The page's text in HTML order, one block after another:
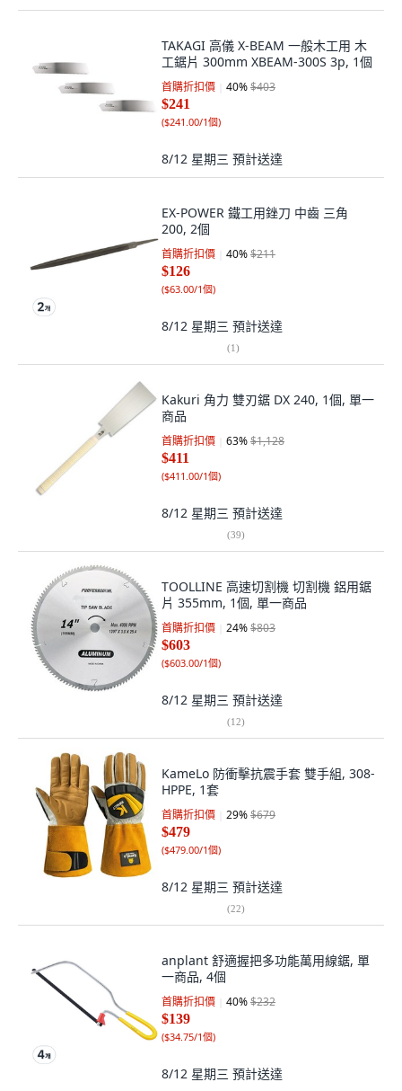
TAKAGI 高儀 X-BEAM 一般木工用 木
工鋸片 300mm XBEAM-300S 3p, 1個
首購折扣價 40%$403
$241
($241.00/1個)
8/12 星期三 預計送達
EX-POWER 鐵工用銼刀 中齒 三角
200, 2個
首購折扣價 40%$211
$126
($63.00/1個)
8/12 星期三 預計送達
(1)
Kakuri 角力 雙刃鋸 DX 240, 1個, 單一
商品
首購折扣價 63%$1,128
$411
($411.00/1個)
8/12 星期三 預計送達
(39)
TOOLLINE 高速切割機 切割機 鋁用鋸
片 355mm, 1個, 單一商品
首購折扣價 24%$803
$603
($603.00/1個)
8/12 星期三 預計送達
(12)
KameLo 防衝擊抗震手套 雙手組, 308-
HPPE, 1套
首購折扣價 29%$679
$479
($479.00/1個)
8/12 星期三 預計送達
(22)
anplant 舒適握把多功能萬用線鋸, 單
一商品, 4個
首購折扣價 40%$232
$139
($34.75/1個)
8/12 星期三 預計送達